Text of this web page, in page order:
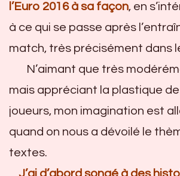
l’Euro 2016 à sa façon, en
à ce qui se passe après
match, très précisément dans
N’aimant que très
mais appréciant la plastique
joueurs, mon imagination est
quand on nous a dévoilé le
textes.
J’ai d’abord songé à des